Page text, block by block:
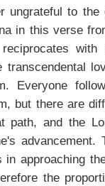
ungrateful to
in this verse
with
transcendental
Everyone
but there are
path, and the
advancement.
in approaching
the